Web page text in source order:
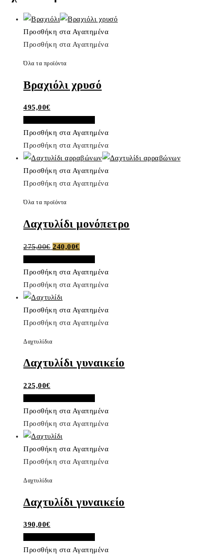
Προσθήκη στα Αγαπημένα
Προσθήκη στα Αγαπημένα
Όλα τα προϊόντα
Βραχιόλι χρυσό
495,00€
Προσθήκη στα Αγαπημένα
Προσθήκη στα Αγαπημένα
Προσθήκη στα Αγαπημένα
Προσθήκη στα Αγαπημένα
Όλα τα προϊόντα
Δαχτυλίδι μονόπετρο
275,00€ Original
price
275,00€.
240,00€Η
τρέχουσα
είναι:
240,00€.
Προσθήκη στα Αγαπημένα
Προσθήκη στα Αγαπημένα
Προσθήκη στα Αγαπημένα
Προσθήκη στα Αγαπημένα
Δαχτυλίδια
Δαχτυλίδι γυναικείο
225,00€
Προσθήκη στα Αγαπημένα
Προσθήκη στα Αγαπημένα
Προσθήκη στα Αγαπημένα
Προσθήκη στα Αγαπημένα
Δαχτυλίδια
Δαχτυλίδι γυναικείο
390,00€
Προσθήκη στα Αγαπημένα